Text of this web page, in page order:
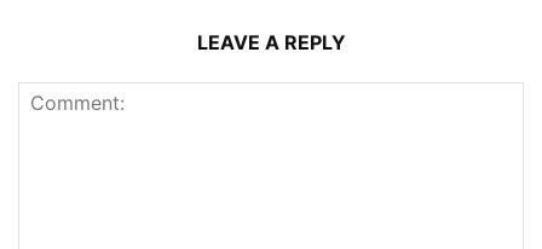
LEAVE A REPLY